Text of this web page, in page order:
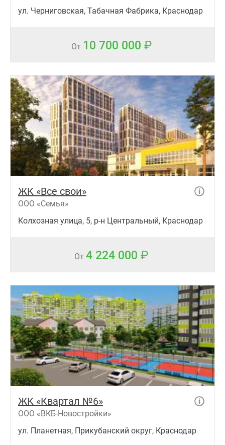
ул. Черниговская, Табачная Фабрика, Краснодар
От 10 700 000
ЖК «Все свои»
ООО «Семья»
Колхозная улица, 5, р-н Центральный, Краснодар
От 4 224 000
ЖК «Квартал №6»
ООО «ВКБ-Новостройки»
ул. Планетная, Прикубанский округ, Краснодар